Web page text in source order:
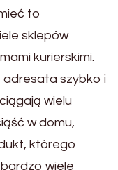
to
sklepów
kurierskimi.
adresata szybko i
wielu
w domu,
którego
wiele